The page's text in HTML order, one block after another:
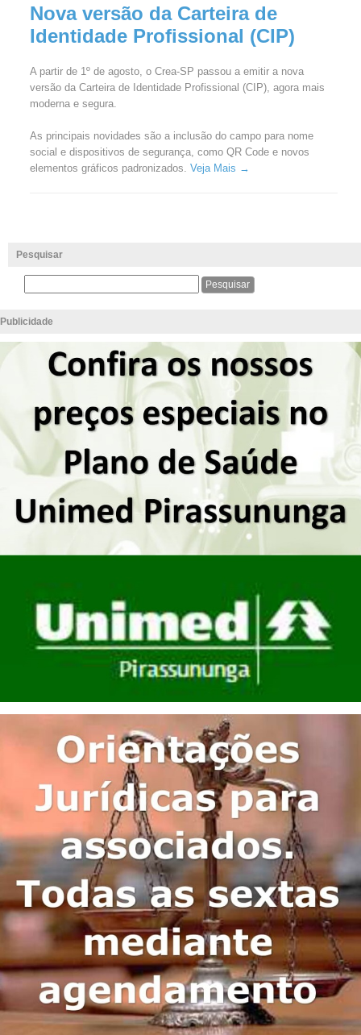
Nova versão da Carteira de
Identidade Profissional (CIP)
A partir de 1º de agosto, o Crea-SP passou a emitir a nova
versão da Carteira de Identidade Profissional (CIP), agora mais
moderna e segura.
As principais novidades são a inclusão do campo para nome
social e dispositivos de segurança, como QR Code e novos
elementos gráficos padronizados. Veja Mais →
Pesquisar
Publicidade